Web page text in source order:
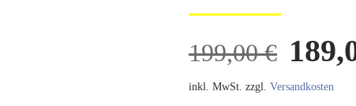
199,00€
Preis
war:
inkl. MwSt. zzgl. Versandkosten